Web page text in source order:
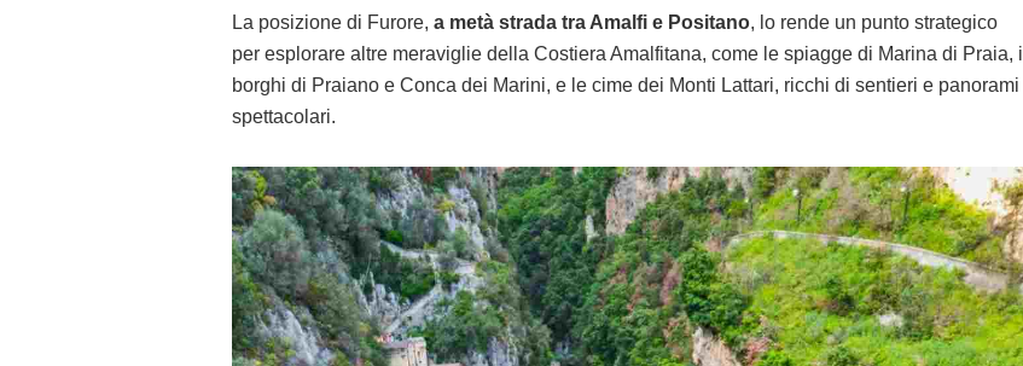
La posizione di Furore, a metà strada tra Amalfi e Positano, lo rende un punto strategico
per esplorare altre meraviglie della Costiera Amalfitana, come le spiagge di Marina di Praia, i
borghi di Praiano e Conca dei Marini, e le cime dei Monti Lattari, ricchi di sentieri e panorami
spettacolari.